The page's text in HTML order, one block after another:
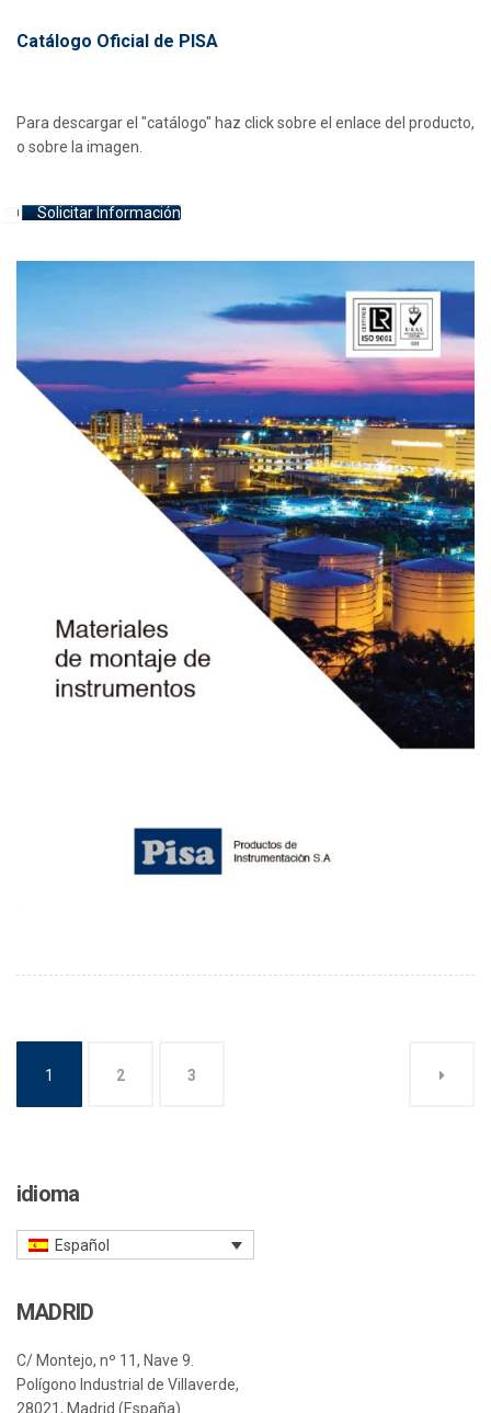
Catálogo Oficial de PISA
Para descargar el "catálogo" haz click sobre el enlace del producto,
o sobre la imagen.
Solicitar Información
1 2 3
idioma
Español
MADRID
C/ Montejo, nº 11, Nave 9.
Polígono Industrial de Villaverde,
28021, Madrid (España)